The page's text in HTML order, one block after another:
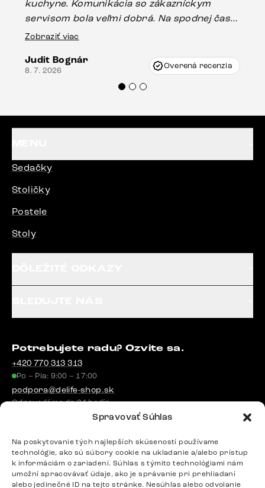
Spravovať Súhlas
Na poskytovanie tých najlepších skúseností používame
technológie, ako sú súbory cookie na ukladanie a/alebo prístup
k informáciám o zariadení. Súhlas s týmito technológiami nám
umožní spracovávať údaje, ako je správanie pri prehliadaní
alebo jedinečné ID na tejto stránke. Nesúhlas alebo odvolanie
kuchyne. Komunikácia so zákazníckym
servisom bola veľmi dobrá. Na spodnej časti
stola bolo malé poškodenie, pravdepodobne
Vincze pri riešení mojej záležitosti pristúpili
veľmi korektne. Odporúčam produkty Delife
Zobraziť viac
Judit Bognár
8. 7. 2026 Overená recenzia
Sedačky
Stoličky
Postele
Stoly
Potrebujete radu? Ozvite sa.
+420 770 313 313
Po – Pia: 9:00 – 17:00
podpora@delife-shop.sk
Odpovedáme do 24 hodín.
Google recenzie
4,8